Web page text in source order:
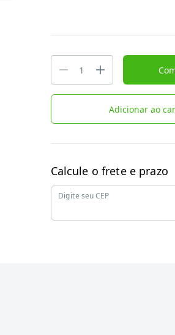
Adicionar ao
Calcule o frete e prazo
Digite seu CEP